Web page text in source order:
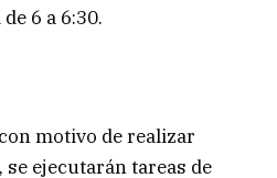
6 a 6:30.
motivo de realizar
ejecutarán tareas de